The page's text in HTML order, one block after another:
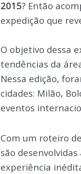
2015? Então
expedição que
O objetivo dessa
tendências da
Nessa edição,
cidades: Milão,
eventos
Com um roteiro
são
experiência